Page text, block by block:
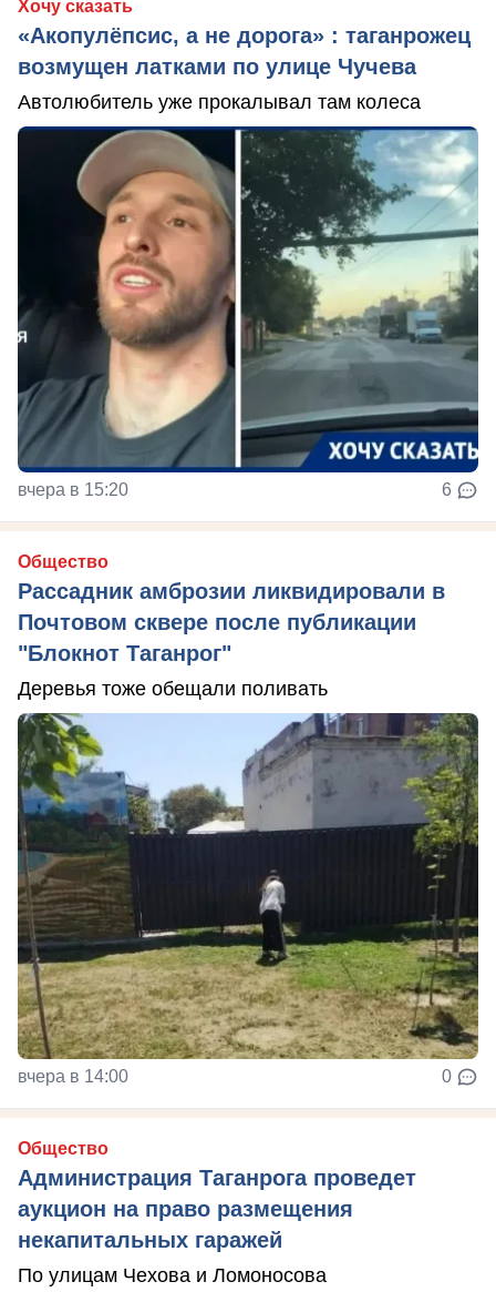
Хочу сказать
«Акопулёпсис, а не дорога» : таганрожец
возмущен латками по улице Чучева
Автолюбитель уже прокалывал там колеса
вчера в 15:20 6
Общество
Рассадник амброзии ликвидировали в
Почтовом сквере после публикации
"Блокнот Таганрог"
Деревья тоже обещали поливать
вчера в 14:00 0
Общество
Администрация Таганрога проведет
аукцион на право размещения
некапитальных гаражей
По улицам Чехова и Ломоносова